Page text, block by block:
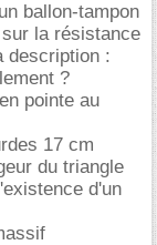
ballon-tampon
la résistance
description :
?
pointe au
17 cm
du triangle
d'un